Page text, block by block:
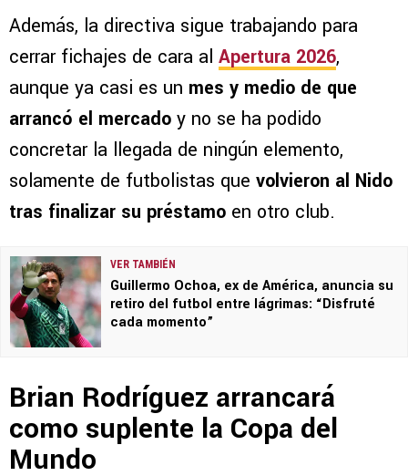
Además, la directiva sigue trabajando para
cerrar fichajes de cara al Apertura 2026,
aunque ya casi es un mes y medio de que
arrancó el mercado y no se ha podido
concretar la llegada de ningún elemento,
solamente de futbolistas que volvieron al Nido
tras finalizar su préstamo en otro club.
VER TAMBIÉN
Guillermo Ochoa, ex de América, anuncia su
retiro del futbol entre lágrimas: “Disfruté
cada momento”
Brian Rodríguez arrancará
como suplente la Copa del
Mundo